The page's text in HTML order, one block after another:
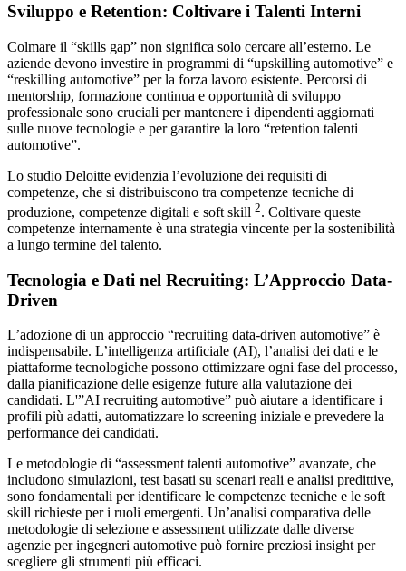
Sviluppo e Retention: Coltivare i Talenti Interni
Colmare il “skills gap” non significa solo cercare all’esterno. Le
aziende devono investire in programmi di “upskilling automotive” e
“reskilling automotive” per la forza lavoro esistente. Percorsi di
mentorship, formazione continua e opportunità di sviluppo
professionale sono cruciali per mantenere i dipendenti aggiornati
sulle nuove tecnologie e per garantire la loro “retention talenti
automotive”.
Lo studio Deloitte evidenzia l’evoluzione dei requisiti di
competenze, che si distribuiscono tra competenze tecniche di
produzione, competenze digitali e soft skill 2. Coltivare queste
competenze internamente è una strategia vincente per la sostenibilità
a lungo termine del talento.
Tecnologia e Dati nel Recruiting: L’Approccio Data-
Driven
L’adozione di un approccio “recruiting data-driven automotive” è
indispensabile. L’intelligenza artificiale (AI), l’analisi dei dati e le
piattaforme tecnologiche possono ottimizzare ogni fase del processo,
dalla pianificazione delle esigenze future alla valutazione dei
candidati. L'”AI recruiting automotive” può aiutare a identificare i
profili più adatti, automatizzare lo screening iniziale e prevedere la
performance dei candidati.
Le metodologie di “assessment talenti automotive” avanzate, che
includono simulazioni, test basati su scenari reali e analisi predittive,
sono fondamentali per identificare le competenze tecniche e le soft
skill richieste per i ruoli emergenti. Un’analisi comparativa delle
metodologie di selezione e assessment utilizzate dalle diverse
agenzie per ingegneri automotive può fornire preziosi insight per
scegliere gli strumenti più efficaci.